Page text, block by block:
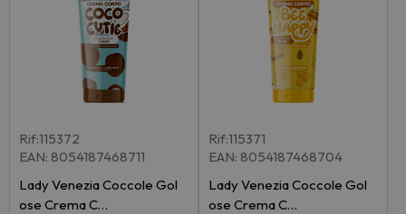
Rif:115372
EAN: 8054187468711
Lady Venezia Coccole Gol
ose Crema C…
Rif:115371
EAN: 8054187468704
Lady Venezia Coccole Gol
ose Crema C…